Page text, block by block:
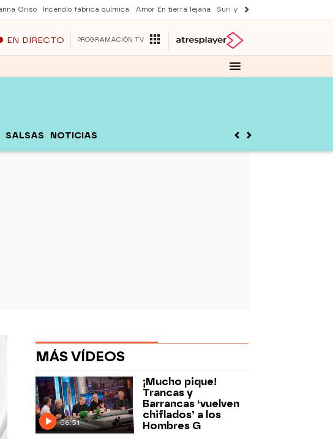
Griso Incendio fábrica química Amor En tierra lejana Suri y Tom Cruise
EN DIRECTO PROGRAMACIÓN TV
SALSAS NOTICIAS
MÁS VÍDEOS
06:51
¡Mucho pique!
Trancas y
Barrancas ‘vuelven
chiflados’ a los
Hombres G